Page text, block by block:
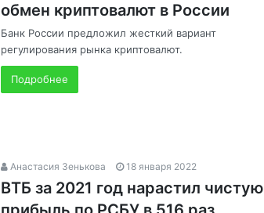
обмен криптовалют в России
Банк России предложил жесткий вариант
регулирования рынка криптовалют.
Подробнее
Анастасия Зенькова 18 января 2022
ВТБ за 2021 год нарастил чистую